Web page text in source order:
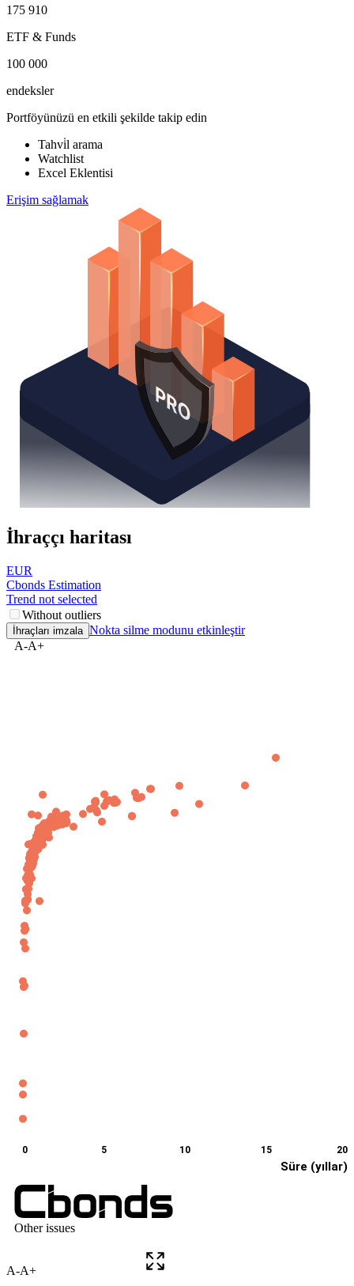
175 910
ETF & Funds
100 000
endeksler
Portföyünüzü en etkili şekilde takip edin
Tahvi̇l arama
Watchlist
Excel Eklentisi
Erişim sağlamak
İhraççı haritası
EUR
Cbonds Estimation
Trend not selected
Without outliers
Nokta silme modunu etkinleştir
A-A+